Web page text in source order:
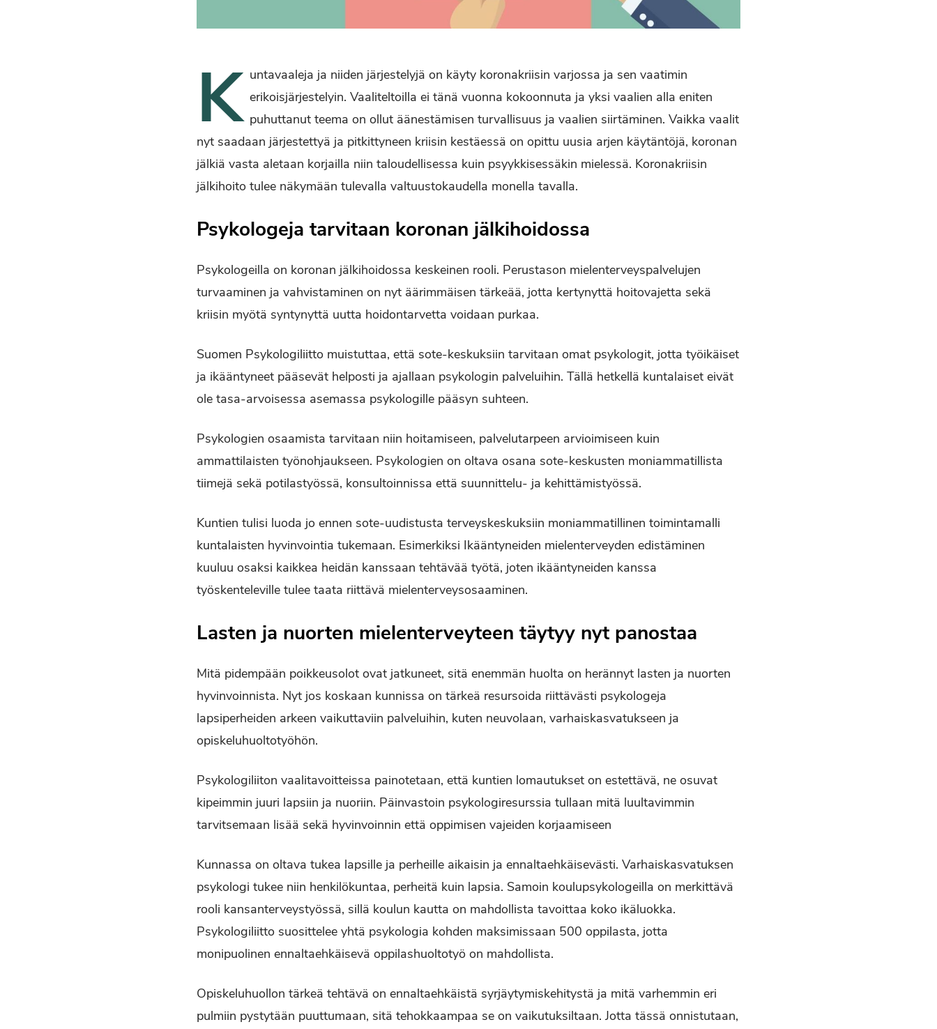
K untavaaleja ja niiden järjestelyjä on käyty koronakriisin varjossa ja sen vaatimin
erikoisjärjestelyin. Vaaliteltoilla ei tänä vuonna kokoonnuta ja yksi vaalien alla eniten
puhuttanut teema on ollut äänestämisen turvallisuus ja vaalien siirtäminen. Vaikka vaalit
nyt saadaan järjestettyä ja pitkittyneen kriisin kestäessä on opittu uusia arjen käytäntöjä, koronan
jälkiä vasta aletaan korjailla niin taloudellisessa kuin psyykkisessäkin mielessä. Koronakriisin
jälkihoito tulee näkymään tulevalla valtuustokaudella monella tavalla.
Psykologeja tarvitaan koronan jälkihoidossa
Psykologeilla on koronan jälkihoidossa keskeinen rooli. Perustason mielenterveyspalvelujen
turvaaminen ja vahvistaminen on nyt äärimmäisen tärkeää, jotta kertynyttä hoitovajetta sekä
kriisin myötä syntynyttä uutta hoidontarvetta voidaan purkaa.
Suomen Psykologiliitto muistuttaa, että sote-keskuksiin tarvitaan omat psykologit, jotta työikäiset
ja ikääntyneet pääsevät helposti ja ajallaan psykologin palveluihin. Tällä hetkellä kuntalaiset eivät
ole tasa-arvoisessa asemassa psykologille pääsyn suhteen.
Psykologien osaamista tarvitaan niin hoitamiseen, palvelutarpeen arvioimiseen kuin
ammattilaisten työnohjaukseen. Psykologien on oltava osana sote-keskusten moniammatillista
tiimejä sekä potilastyössä, konsultoinnissa että suunnittelu- ja kehittämistyössä.
Kuntien tulisi luoda jo ennen sote-uudistusta terveyskeskuksiin moniammatillinen toimintamalli
kuntalaisten hyvinvointia tukemaan. Esimerkiksi Ikääntyneiden mielenterveyden edistäminen
kuuluu osaksi kaikkea heidän kanssaan tehtävää työtä, joten ikääntyneiden kanssa
työskenteleville tulee taata riittävä mielenterveysosaaminen.
Lasten ja nuorten mielenterveyteen täytyy nyt panostaa
Mitä pidempään poikkeusolot ovat jatkuneet, sitä enemmän huolta on herännyt lasten ja nuorten
hyvinvoinnista. Nyt jos koskaan kunnissa on tärkeä resursoida riittävästi psykologeja
lapsiperheiden arkeen vaikuttaviin palveluihin, kuten neuvolaan, varhaiskasvatukseen ja
opiskeluhuoltotyöhön.
Psykologiliiton vaalitavoitteissa painotetaan, että kuntien lomautukset on estettävä, ne osuvat
kipeimmin juuri lapsiin ja nuoriin. Päinvastoin psykologiresurssia tullaan mitä luultavimmin
tarvitsemaan lisää sekä hyvinvoinnin että oppimisen vajeiden korjaamiseen
Kunnassa on oltava tukea lapsille ja perheille aikaisin ja ennaltaehkäisevästi. Varhaiskasvatuksen
psykologi tukee niin henkilökuntaa, perheitä kuin lapsia. Samoin koulupsykologeilla on merkittävä
rooli kansanterveystyössä, sillä koulun kautta on mahdollista tavoittaa koko ikäluokka.
Psykologiliitto suosittelee yhtä psykologia kohden maksimissaan 500 oppilasta, jotta
monipuolinen ennaltaehkäisevä oppilashuoltotyö on mahdollista.
Opiskeluhuollon tärkeä tehtävä on ennaltaehkäistä syrjäytymiskehitystä ja mitä varhemmin eri
pulmiin pystytään puuttumaan, sitä tehokkaampaa se on vaikutuksiltaan. Jotta tässä onnistutaan,